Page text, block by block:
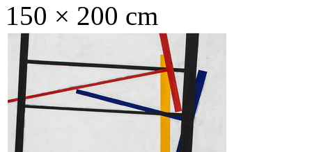
150 × 200 cm